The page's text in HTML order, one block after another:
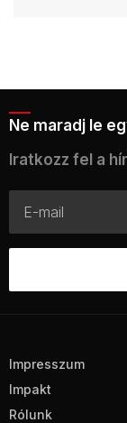
Ne maradj le
Iratkozz fel a
Impresszum
Impakt
Rólunk